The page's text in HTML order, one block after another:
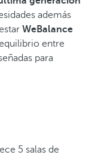
además
WeBalance
entre
para
5 salas de